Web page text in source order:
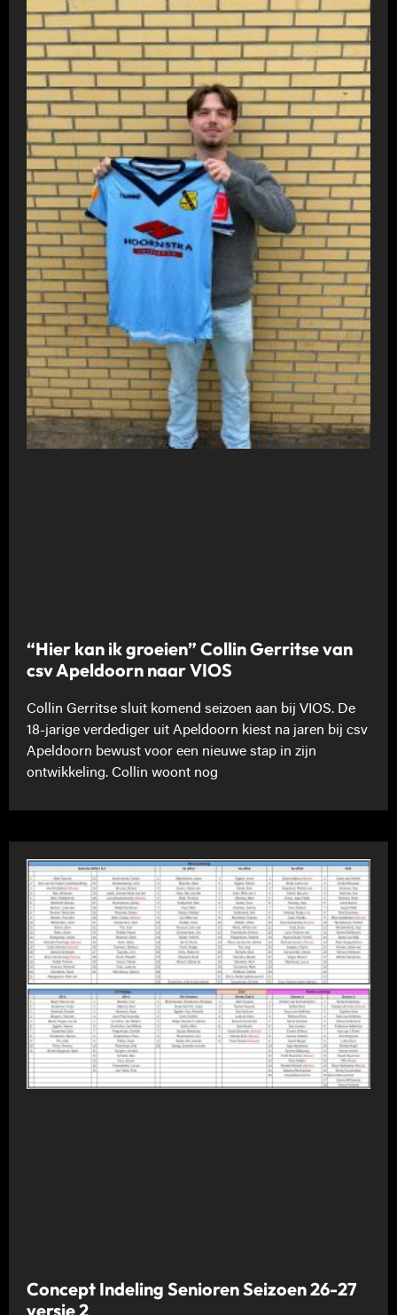
“Hier kan ik groeien” Collin Gerritse van
csv Apeldoorn naar VIOS
Collin Gerritse sluit komend seizoen aan bij VIOS. De
18-jarige verdediger uit Apeldoorn kiest na jaren bij csv
Apeldoorn bewust voor een nieuwe stap in zijn
ontwikkeling. Collin woont nog
Concept Indeling Senioren Seizoen 26-27
versie 2